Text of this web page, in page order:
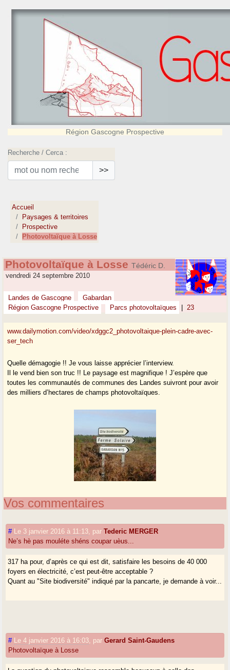
Région Gascogne Prospective
Recherche / Cerca :
>>
Accueil
Paysages & territoires
Prospective
Photovoltaïque à Losse
Photovoltaïque à Losse Tédéric D.
vendredi 24 septembre 2010
Landes de Gascogne
Gabardan
Région Gascogne Prospective
Parcs photovoltaïques 23
www.dailymotion.com/video/xdggc2_photovoltaique-plein-cadre-avec-
ser_tech
Quelle démagogie !! Je vous laisse apprécier l’interview.
Il le vend bien son truc !! Le paysage est magnifique ! J’espère que
toutes les communautés de communes des Landes suivront pour avoir
des milliers d’hectares de champs photovoltaïques.
Vos commentaires
# Le 3 janvier 2016 à 11:13 parTederic MERGER
Ne’s hè pas mouléte shéns coupar uèus...
317 ha pour, d’après ce qui est dit, satisfaire les besoins de 40 000
foyers en électricité, c’est peut-être acceptable ?
Quant au "Site biodiversité" indiqué par la pancarte, je demande à voir...
# Le 4 janvier 2016 à 16:03 parGerard Saint-Gaudens
Photovoltaïque à Losse